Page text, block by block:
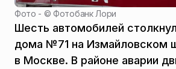
Фото - ©Фотобанк Лори
Шесть автомобилей
дома №71 на Измайловском
в Москве. В районе аварии